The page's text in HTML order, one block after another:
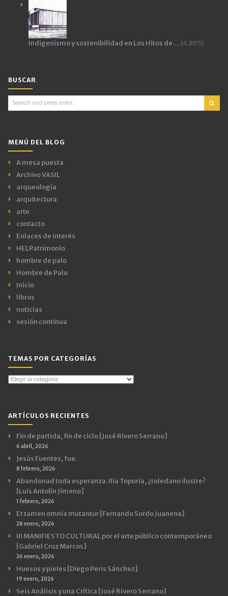
Indigenismo y sostenibilidad en Los Hitos de… (4.805)
BUSCAR
Search
for:
MENÚ DEL BLOG
A mesa puesta
Archivo VASIL
arqueología
arquitectura
arte
contacto
Enlaces de interés
HELPatrimonio
hombre de palo
Hombre de Palo
Inicio
libros
noticias
sesión continua
TEMAS POR CATEGORÍAS
Temas
ARTÍCULOS RECIENTES
Fin de partida, fin de ciclo [José Rivero Serrano]
6 abril, 2026
Jesús Fuentes, fue.
8 febrero, 2026
Abandonad toda esperanza. Ilia Topuria, ¿toledano ilustre?
[Luis Antolín Jimeno]
1 febrero, 2026
Et tamen omnia mutantur [Fernando Sordo Juanena]
28 enero, 2026
III MANIFIESTO CULTURAL por el arte público contemporáneo
[Gabriel Cruz Marcos]
26 enero, 2026
Huesos y pieles [Diego Peris Sánchez]
19 enero, 2026
Seis Análisis y una Crítica [José Rivero Serrano]